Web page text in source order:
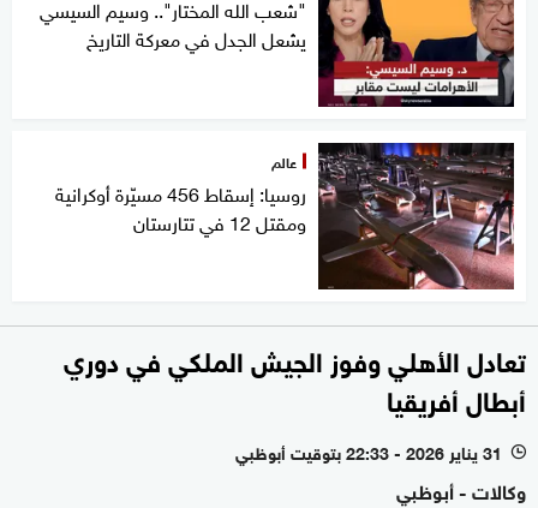
"شعب الله المختار".. وسيم السيسي
يشعل الجدل في معركة التاريخ
عالم
روسيا: إسقاط 456 مسيّرة أوكرانية
ومقتل 12 في تتارستان
تعادل الأهلي وفوز الجيش الملكي في دوري
أبطال أفريقيا
l 31 يناير 2026 - 22:33 بتوقيت أبوظبي
وكالات - أبوظبي